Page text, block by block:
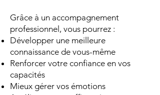
Grâce à un accompagnement
professionnel, vous pourrez :
Développer une meilleure
connaissance de vous-même
Renforcer votre confiance en vos
capacités
Mieux gérer vos émotions